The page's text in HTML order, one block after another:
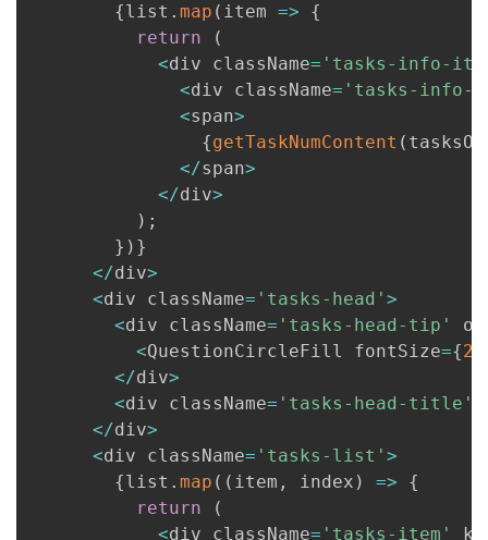
{list . map ( item =>
{
return
(
<div className= 'tasks-info-
<div className= 'tasks-info-
<span>
{getTaskNumContent (
</span>
</div>
) ;
} ) }
</div>
<div className= 'tasks-head' >
<div className= 'tasks-head-tip'
<QuestionCircleFill fontSize={28
</div>
<div className= 'tasks-head-title'
</div>
<div className= 'tasks-list' >
{list . map ( ( item , index ) =>
{
return
(
<div className= 'tasks-item'